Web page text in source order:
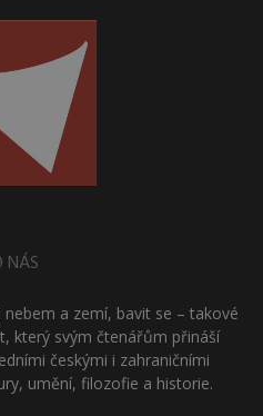
NÁS
a zemí, bavit se – takové
který svým čtenářům přináší
českými i zahraničními
umění, filozofie a historie.